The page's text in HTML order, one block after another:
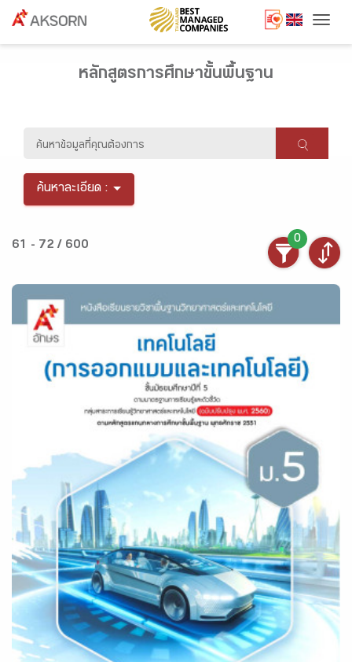
หลักสูตรการศึกษาขั้นพื้นฐาน
ค้นหาละเอียด :
61 - 72 / 600
0